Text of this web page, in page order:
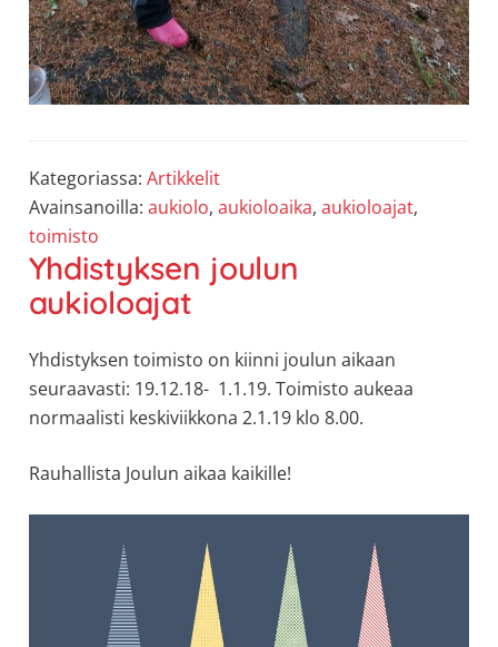
Kategoriassa: Artikkelit
Avainsanoilla: aukiolo, aukioloaika, aukioloajat,
toimisto
Yhdistyksen joulun
aukioloajat
Yhdistyksen toimisto on kiinni joulun aikaan
seuraavasti: 19.12.18- 1.1.19. Toimisto aukeaa
normaalisti keskiviikkona 2.1.19 klo 8.00.
Rauhallista Joulun aikaa kaikille!